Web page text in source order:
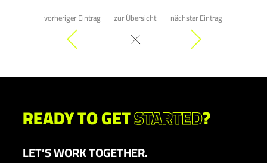
vorheriger Eintrag zur Übersicht nächster Eintrag
READY TO GETSTARTED?
LET’S WORK TOGETHER.